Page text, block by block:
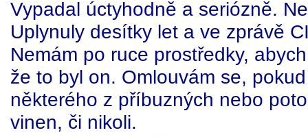
Vypadal úctyhodně a seriózně.
Uplynuly desítky let a ve zprávě
Nemám po ruce prostředky,
že to byl on. Omlouvám se,
některého z příbuzných nebo
vinen, či nikoli.